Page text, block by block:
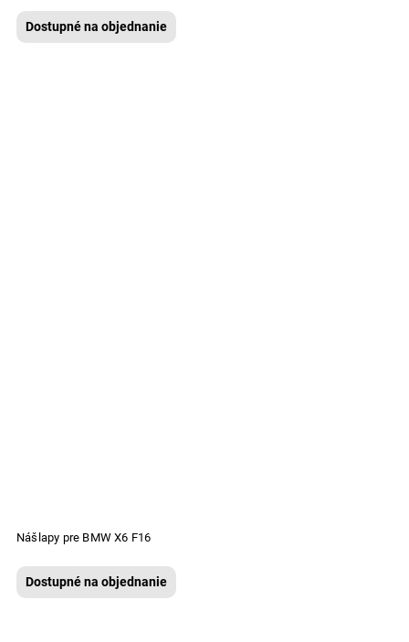
Dostupné na objednanie
Nášlapy pre BMW X6 F16
Dostupné na objednanie